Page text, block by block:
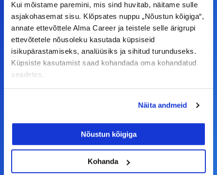
Kui mõistame paremini, mis sind huvitab, näitame sulle
asjakohasemat sisu. Klõpsates nuppu „Nõustun kõigiga“,
annate ettevõttele Alma Career ja teistele selle ärigrupi
ettevõtetele nõusoleku kasutada küpsiseid
isikupärastamiseks, analüüsiks ja sihitud turunduseks.
Küpsiste kasutamist saad kohandada oma kohandatud
seadetes.
Näita andmeid
Nõustun kõigiga
Kohanda
F
a
c
e
b
o
-
f
I
n
s
t
a
g
m
L
i
n
k
e
d
Y
o
u
t
u
b
e
© Alma Career Estonia OÜ
Tööotsijale
KKK
Kasutustingimused